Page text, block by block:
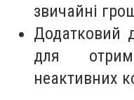
звичайні
Додатковий
для
неактивних